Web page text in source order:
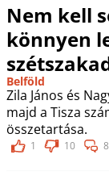
Nem kell
könnyen
Belföld
Zila János és
majd a Tisza
összetartása.
1 10